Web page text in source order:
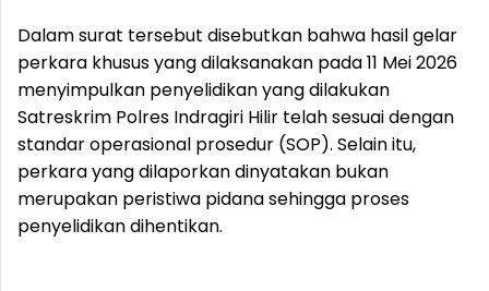
Dalam surat tersebut disebutkan bahwa hasil gelar
perkara khusus yang dilaksanakan pada 11 Mei 2026
menyimpulkan penyelidikan yang dilakukan
Satreskrim Polres Indragiri Hilir telah sesuai dengan
standar operasional prosedur (SOP). Selain itu,
perkara yang dilaporkan dinyatakan bukan
merupakan peristiwa pidana sehingga proses
penyelidikan dihentikan.